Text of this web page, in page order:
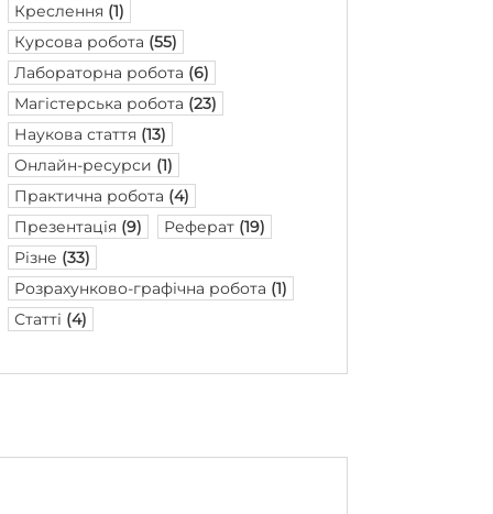
Креслення (1)
Курсова робота (55)
Лабораторна робота (6)
Магістерська робота (23)
Наукова стаття (13)
Онлайн-ресурси (1)
Практична робота (4)
Презентація (9) Реферат (19)
Різне (33)
Розрахунково-графічна робота (1)
Статті (4)